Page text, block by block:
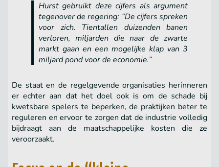
Hurst gebruikt deze cijfers als argument
tegenover de regering: “De cijfers spreken
voor zich. Tientallen duizenden banen
verloren, miljarden die naar de zwarte
markt gaan en een mogelijke klap van 3
miljard pond voor de economie.”
De staat en de regelgevende organisaties herinneren
er echter aan dat het doel ook is om de schade bij
kwetsbare spelers te beperken, de praktijken beter te
reguleren en ervoor te zorgen dat de industrie volledig
bijdraagt aan de maatschappelijke kosten die ze
veroorzaakt.